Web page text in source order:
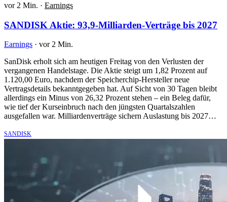
vor 2 Min. · Earnings
SANDISK Aktie: 93,9-Milliarden-Verträge bis 2027
Earnings · vor 2 Min.
SanDisk erholt sich am heutigen Freitag von den Verlusten der
vergangenen Handelstage. Die Aktie steigt um 1,82 Prozent auf
1.120,00 Euro, nachdem der Speicherchip-Hersteller neue
Vertragsdetails bekanntgegeben hat. Auf Sicht von 30 Tagen bleibt
allerdings ein Minus von 26,32 Prozent stehen – ein Beleg dafür,
wie tief der Kurseinbruch nach den jüngsten Quartalszahlen
ausgefallen war. Milliardenverträge sichern Auslastung bis 2027…
SANDISK